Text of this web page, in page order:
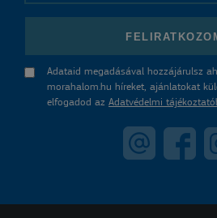
Adataid megadásával hozzájárulsz
morahalom.hu híreket, ajánlatokat
elfogadod az Adatvédelmi